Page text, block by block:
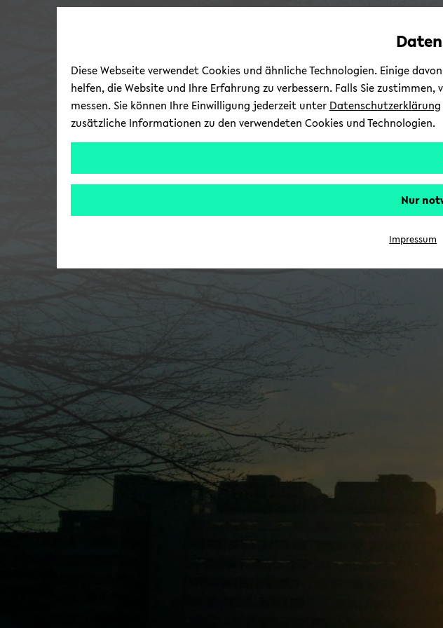
Diese Webseite verwendet Cookies und ähnliche Technologien. Einige
helfen, die Website und Ihre Erfahrung zu verbessern. Falls Sie
messen. Sie können Ihre Einwilligung jederzeit unter Datenschutzerklärung
zusätzliche Informationen zu den verwendeten Cookies und Technologien.
Nur
Impressum